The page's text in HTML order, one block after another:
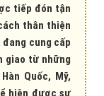
tiếp đón tận
thân thiện
đang cung cấp
giao từ những
Quốc, Mỹ,
hiện được sự